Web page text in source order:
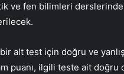
ve fen bilimleri
alt test için doğru ve
ilgili teste ait doğru